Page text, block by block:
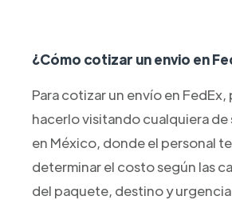
¿Cómo cotizar un envio en
Para cotizar un envío en FedEx,
hacerlo visitando cualquiera de
en México, donde el personal
determinar el costo según las
del paquete, destino y